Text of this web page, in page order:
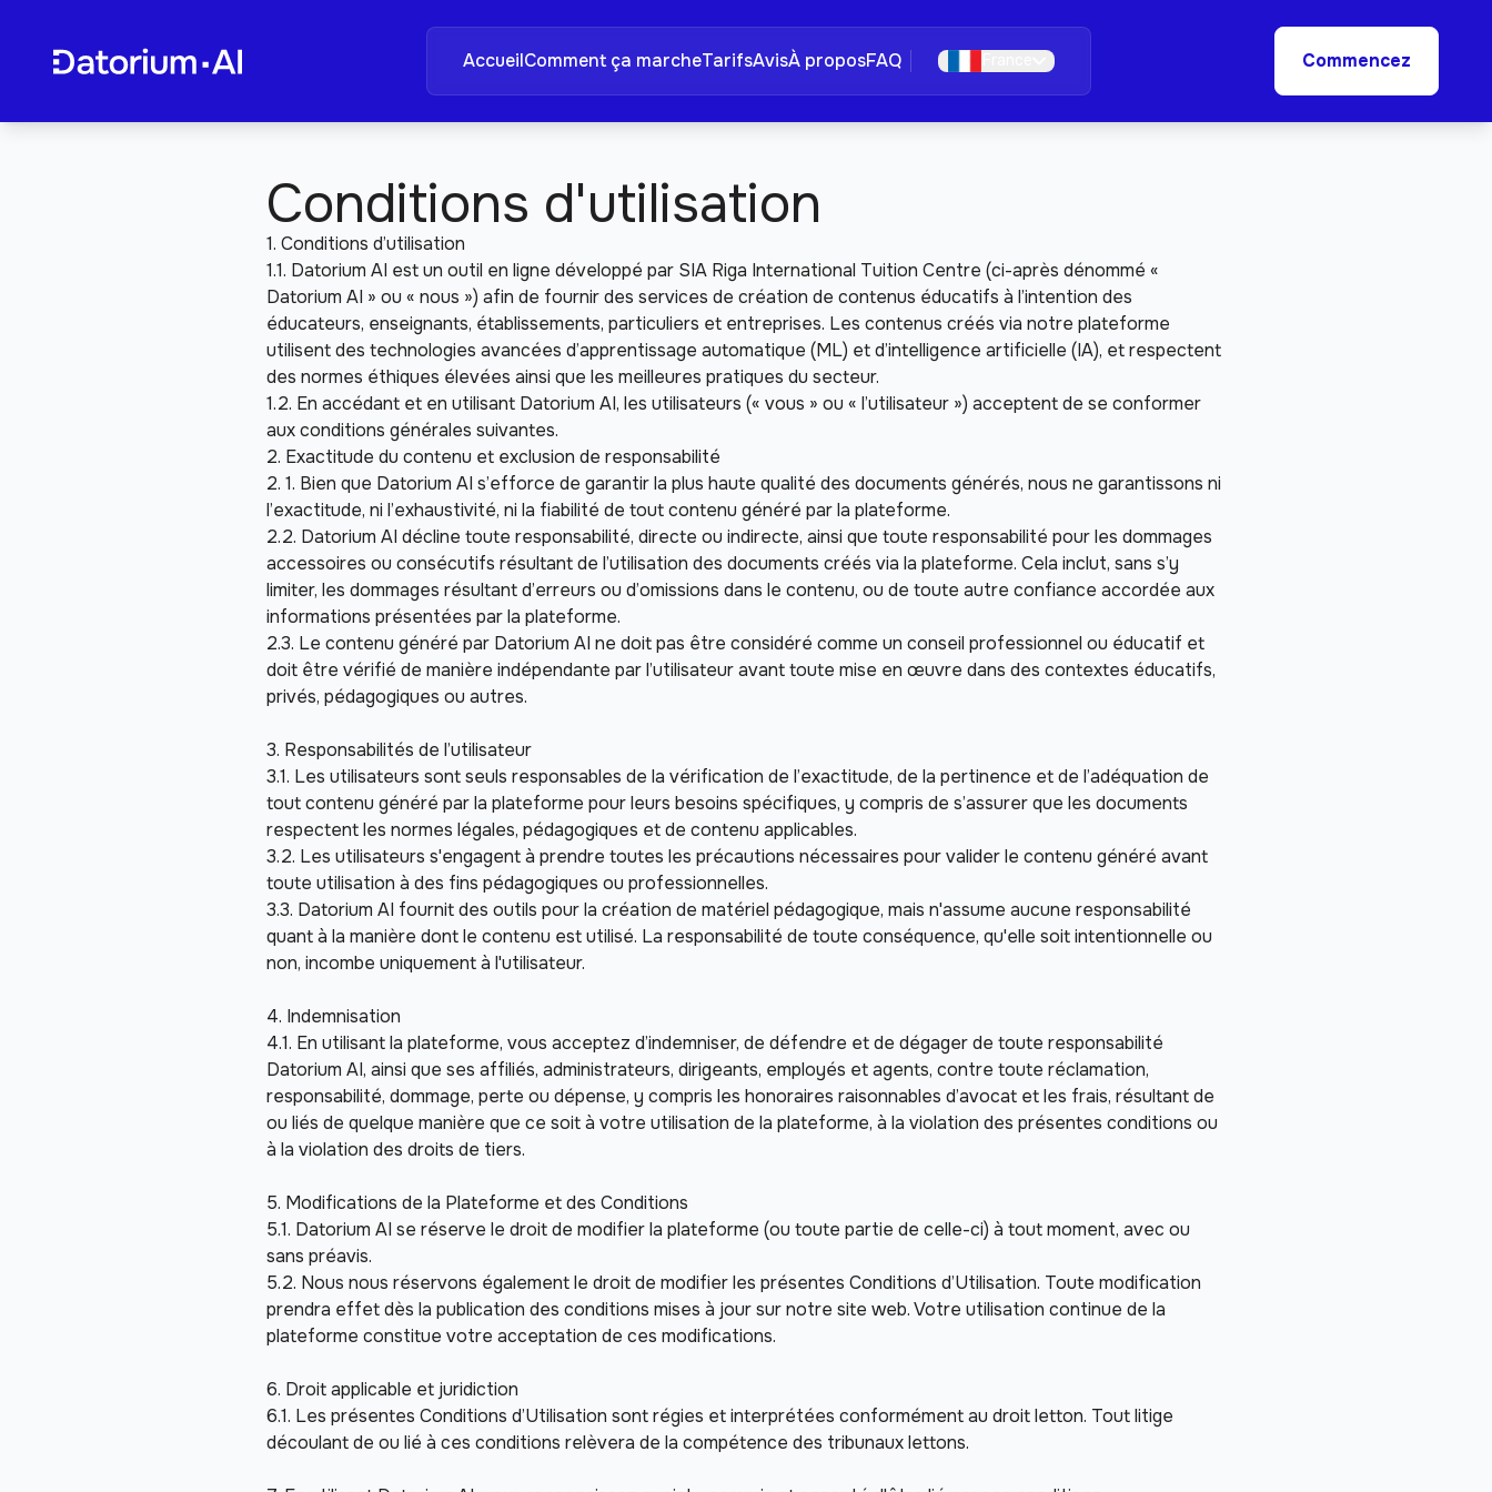
AccueilComment ça marcheTarifsAvisÀ proposFAQ Commencez
Conditions d'utilisation
1. Conditions d’utilisation
1.1. Datorium AI est un outil en ligne développé par SIA Riga International Tuition Centre (ci-après dénommé «
Datorium AI » ou « nous ») afin de fournir des services de création de contenus éducatifs à l’intention des
éducateurs, enseignants, établissements, particuliers et entreprises. Les contenus créés via notre plateforme
utilisent des technologies avancées d’apprentissage automatique (ML) et d’intelligence artificielle (IA), et respectent
des normes éthiques élevées ainsi que les meilleures pratiques du secteur.
1.2. En accédant et en utilisant Datorium AI, les utilisateurs (« vous » ou « l’utilisateur ») acceptent de se conformer
aux conditions générales suivantes.
2. Exactitude du contenu et exclusion de responsabilité
2. 1. Bien que Datorium AI s’efforce de garantir la plus haute qualité des documents générés, nous ne garantissons ni
l’exactitude, ni l’exhaustivité, ni la fiabilité de tout contenu généré par la plateforme.
2.2. Datorium AI décline toute responsabilité, directe ou indirecte, ainsi que toute responsabilité pour les dommages
accessoires ou consécutifs résultant de l’utilisation des documents créés via la plateforme. Cela inclut, sans s’y
limiter, les dommages résultant d’erreurs ou d’omissions dans le contenu, ou de toute autre confiance accordée aux
informations présentées par la plateforme.
2.3. Le contenu généré par Datorium AI ne doit pas être considéré comme un conseil professionnel ou éducatif et
doit être vérifié de manière indépendante par l’utilisateur avant toute mise en œuvre dans des contextes éducatifs,
privés, pédagogiques ou autres.
3. Responsabilités de l’utilisateur
3.1. Les utilisateurs sont seuls responsables de la vérification de l’exactitude, de la pertinence et de l’adéquation de
tout contenu généré par la plateforme pour leurs besoins spécifiques, y compris de s’assurer que les documents
respectent les normes légales, pédagogiques et de contenu applicables.
3.2. Les utilisateurs s'engagent à prendre toutes les précautions nécessaires pour valider le contenu généré avant
toute utilisation à des fins pédagogiques ou professionnelles.
3.3. Datorium AI fournit des outils pour la création de matériel pédagogique, mais n'assume aucune responsabilité
quant à la manière dont le contenu est utilisé. La responsabilité de toute conséquence, qu'elle soit intentionnelle ou
non, incombe uniquement à l'utilisateur.
4. Indemnisation
4.1. En utilisant la plateforme, vous acceptez d’indemniser, de défendre et de dégager de toute responsabilité
Datorium AI, ainsi que ses affiliés, administrateurs, dirigeants, employés et agents, contre toute réclamation,
responsabilité, dommage, perte ou dépense, y compris les honoraires raisonnables d’avocat et les frais, résultant de
ou liés de quelque manière que ce soit à votre utilisation de la plateforme, à la violation des présentes conditions ou
à la violation des droits de tiers.
5. Modifications de la Plateforme et des Conditions
5.1. Datorium AI se réserve le droit de modifier la plateforme (ou toute partie de celle-ci) à tout moment, avec ou
sans préavis.
5.2. Nous nous réservons également le droit de modifier les présentes Conditions d’Utilisation. Toute modification
prendra effet dès la publication des conditions mises à jour sur notre site web. Votre utilisation continue de la
plateforme constitue votre acceptation de ces modifications.
6. Droit applicable et juridiction
6.1. Les présentes Conditions d’Utilisation sont régies et interprétées conformément au droit letton. Tout litige
découlant de ou lié à ces conditions relèvera de la compétence des tribunaux lettons.